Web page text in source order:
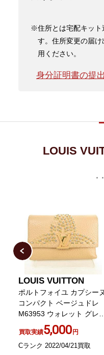
※住所とは宅配キット
す。住所変更の届け
用ください。
身分証明書の提
LOUIS
LOUIS VUITTON
ポルトフォイユ カプシーヌ
コンパクト ベージュドレ
M63953 ウォレット グレイ
ンカーフレザー
買取実績5,000円
Cランク 2022/04/21買取